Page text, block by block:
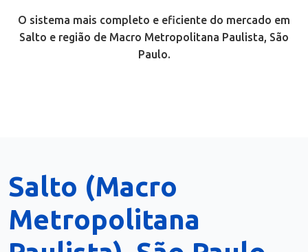
O sistema mais completo e eficiente do mercado em
Salto e região de Macro Metropolitana Paulista, São
Paulo.
Salto (Macro
Metropolitana